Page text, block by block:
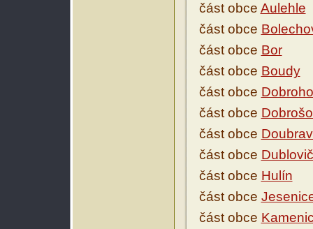
část obce Aulehle
část obce
část obce Bor
část obce Boudy
část obce
část obce
část obce
část obce
část obce Hulín
část obce
část obce